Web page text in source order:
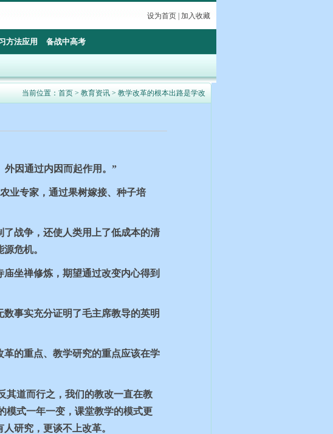
设为首页 加入收藏
方法应用 备战中高考
当前位置： 首页 > 教育资讯 > 教学改革的根本出路是学改
外因通过内因而起作用。”
业专家，通过果树嫁接、种子培
战争，还使人类用上了低成本的清
危机。
坐禅修炼，期望通过改变内心得到
事实充分证明了毛主席教导的英明
的重点、教学研究的重点应该在学
其道而行之，我们的教改一直在教
模式一年一变，课堂教学的模式更
研究，更谈不上改革。